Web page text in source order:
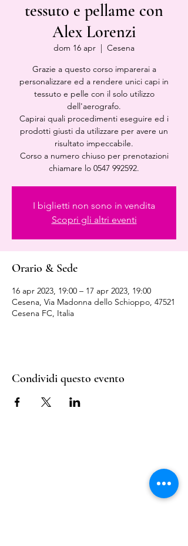
tessuto e pellame con
Alex Lorenzi
dom 16 apr
  |
Cesena
Grazie a questo corso imparerai a
personalizzare ed a rendere unici capi in
tessuto e pelle con il solo utilizzo
dell'aerografo.
Capirai quali procedimenti eseguire ed i
prodotti giusti da utilizzare per avere un
risultato impeccabile.
Corso a numero chiuso per prenotazioni
chiamare lo 0547 992592.
I biglietti non sono in vendita
Scopri gli altri eventi
Orario & Sede
16 apr 2023, 19:00 – 17 apr 2023, 19:00
Cesena, Via Madonna dello Schioppo, 47521
Cesena FC, Italia
Condividi questo evento